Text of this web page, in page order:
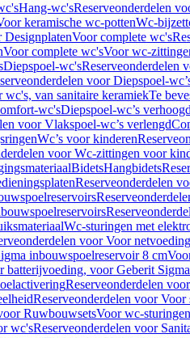
Hang-wc'sReserveonderdelen
keramische wc-pottenWc-
DesignplatenVoor complete wc's
Voor complete wc'sVoor wc-
Diepspoel-wc'sReserveonderdelen
voor Diepspoel-
van sanitaire keramiekTe
wc'sDiepspoel-wc’s verhoogd
voor Vlakspoel-wc’s verlengd
Wc’s voor kinderen
voor Wc-zittingen voor
BidetsHangbidets
Reserveonderdelen
Wc-sturingen met
voor Voor
inbouwspoelreservoir 8 cm
batterijvoeding, voor Geberit
Reserveonderdelen
Reserveonderdelen voor
RuwbouwsetsVoor wc-
wc'sReserveonderdelen voor